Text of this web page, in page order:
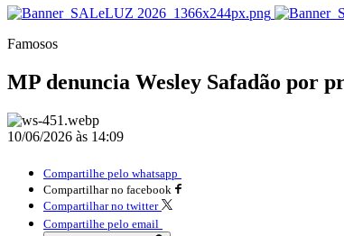
Famosos
MP denuncia Wesley Safadão por
10/06/2026 às 14:09
Compartilhe pelo whatsapp
Compartilhar no facebook
Compartilhar no twitter
Compartilhe pelo email